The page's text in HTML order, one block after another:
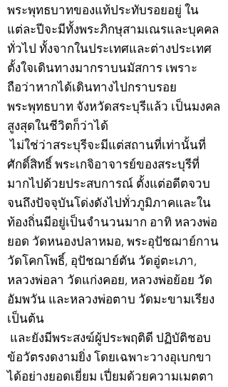
พระพุทธบาทของแท้ประทับรอยอยู่ ใน
แต่ละปีจะมีทั้งพระภิกษุสามเณรและบุคคล
ทั่วไป ทั้งจากในประเทศและต่างประเทศ
ตั้งใจเดินทางมากราบนมัสการ เพราะ
ถือว่าหากได้เดินทางไปกราบรอย
พระพุทธบาท จังหวัดสระบุรีแล้ว เป็นมงคล
สูงสุดในชีวิตก็ว่าได้
ไม่ใช่ว่าสระบุรีจะมีแต่สถานที่เท่านั้นที่
ศักดิ์สิทธิ์ พระเกจิอาจารย์ของสระบุรีที่
มากไปด้วยประสบการณ์ ตั้งแต่อดีตจวบ
จนถึงปัจจุบันโด่งดังไปทั่วภูมิภาคและใน
ท้องถิ่นมีอยู่เป็นจำนวนมาก อาทิ หลวงพ่อ
ยอด วัดหนองปลาหมอ, พระอุปัชฌาย์กาน
วัดโคกโพธิ์, อุปัชฌาย์ตัน วัดอู่ตะเภา,
หลวงพ่อลา วัดแก่งคอย, หลวงพ่อย้อย วัด
อัมพวัน และหลวงพ่อตาบ วัดมะขามเรียง
เป็นต้น
และยังมีพระสงฆ์ผู้ประพฤติดี ปฏิบัติชอบ
ข้อวัตรงดงามยิ่ง โดยเฉพาะวางอุเบกขา
ได้อย่างยอดเยี่ยม เปี่ยมด้วยความเมตตา